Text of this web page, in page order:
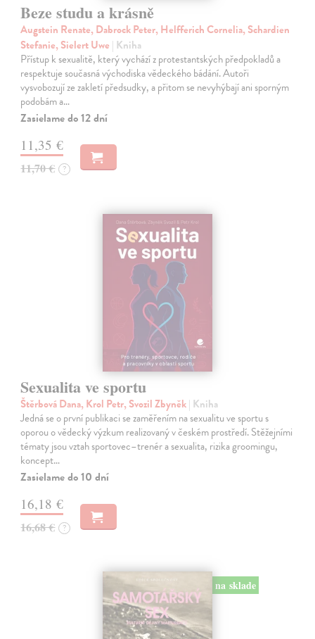
Beze studu a krásně
Augstein Renate, Dabrock Peter, Helfferich Cornelia, Schardien
Stefanie, Sielert Uwe | Kniha
Přístup k sexualitě, který vychází z protestantských předpokladů a
respektuje současná východiska vědeckého bádání. Autoři
vysvobozují ze zakletí předsudky, a přitom se nevyhýbají ani sporným
podobám a…
Zasielame do 12 dní
11,35 €
11,70 € ?
Sexualita ve sportu
Štěrbová Dana, Krol Petr, Svozil Zbyněk| Kniha
Jedná se o první publikaci se zaměřením na sexualitu ve sportu s
oporou o vědecký výzkum realizovaný v českém prostředí. Stěžejními
tématy jsou vztah sportovec–trenér a sexualita, rizika groomingu,
koncept…
Zasielame do 10 dní
16,18 €
16,68 € ?
na sklade